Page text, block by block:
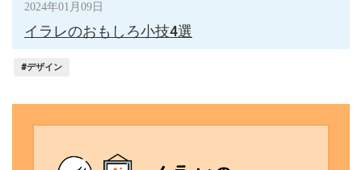
2024年01月09日
イラレのおもしろ小技4選
#デザイン